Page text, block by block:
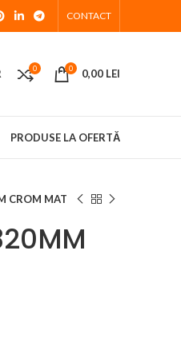
CONTACT
0 0 0,00 LEI
PRODUSE LA OFERTĂ
CROM MAT